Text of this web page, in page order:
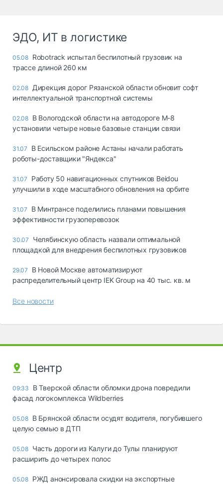
ЭДО, ИТ в логистике
05.08 Robotrack испытал беспилотный грузовик на
трассе длиной 260 км
02.08 Дирекция дорог Рязанской области обновит софт
интеллектуальной транспортной системы
02.08 В Вологодской области на автодороге М-8
установили четыре новые базовые станции связи
31.07
В Есильском районе Астаны начали работать
роботы-доставщики "Яндекса"
31.07
Работу 50 навигационных спутников Beidou
улучшили в ходе масштабного обновления на орбите
31.07
В Минтрансе поделились планами повышения
эффективности грузоперевозок
30.07
Челябинскую область назвали оптимальной
площадкой для внедрения беспилотных грузовиков
29.07
В Новой Москве автоматизируют
распределительный центр IEK Group на 40 тыс. кв. м
Все новости
Центр
09:33
В Тверской области обломки дрона повредили
фасад логокомплекса Wildberries
05.08 В Брянской области осудят водителя, погубившего
целую семью в ДТП
05.08 Часть дороги из Калуги до Тулы планируют
расширить до четырех полос
05.08 РЖД анонсировала скидки на экспортные